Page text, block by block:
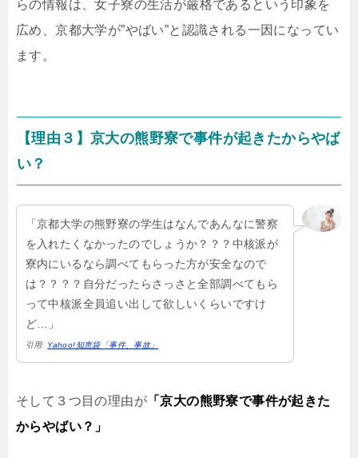
らの情報は、女子寮の生活が厳格であるという印象を
広め、京都大学が”やばい”と認識される一因になってい
ます。
【理由３】京大の熊野寮で事件が起きたからやば
い？
「京都大学の熊野寮の学生はなんであんなに警察
を入れたくなかったのでしょうか？？？中核派が
寮内にいるなら調べてもらった方が安全なので
は？？？？自分だったらさっさと全部調べてもら
って中核派全員追い出して欲しいくらいですけ
ど…」
引用: Yahoo!知恵袋「事件、事故」
そして３つ目の理由が 「京大の熊野寮で事件が起きた
からやばい？」